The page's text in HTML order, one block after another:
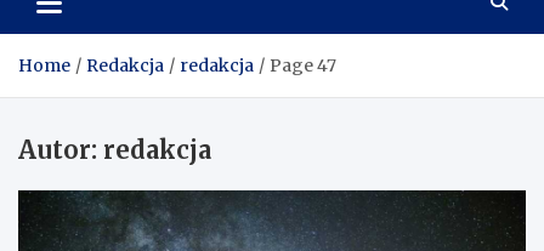
Home Redakcja redakcja Page 47
Autor: redakcja